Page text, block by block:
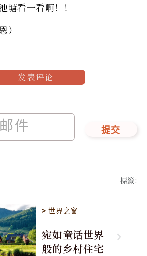
塘看一看啊！！
）
发表评论
提交
標籤:
>世界之窗
宛如童话世界
般的乡村住宅